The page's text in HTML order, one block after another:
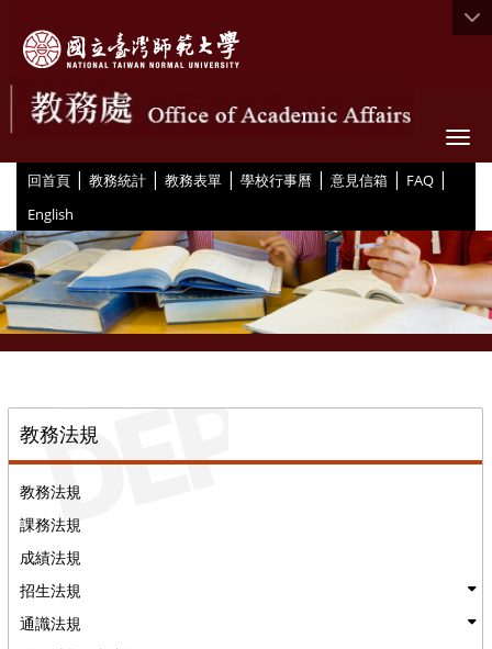
回首頁 | 教務統計 | 教務表單 | 學校行事曆 | 意見信箱 | FAQ |
English
教務法規
教務法規
課務法規
成績法規
招生法規
通識法規